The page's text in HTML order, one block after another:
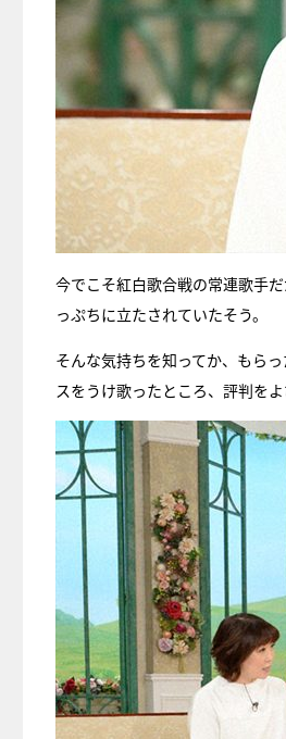
今でこそ紅白歌合戦の常連歌手
っぷちに立たされていたそう。
そんな気持ちを知ってか、もら
スをうけ歌ったところ、評判を